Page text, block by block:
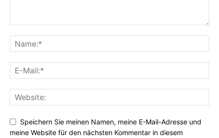
Speichern Sie meinen Namen, meine E-Mail-Adresse und
meine Website für den nächsten Kommentar in diesem